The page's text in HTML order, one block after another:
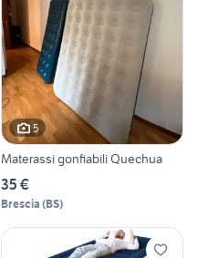
5
Materassi gonfiabili Quechua
35 €
Brescia (BS)